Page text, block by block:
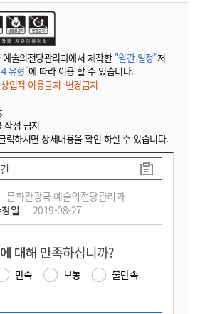
술의전당관리과에서 제작한 "월간 일정"저
유형"에 따라 이용 할 수 있습니다.
업적 이용금지+변경금지
작성 금지
릭하시면 상세내용을 확인 하실 수 있습니다.
문화관광국 예술의전당관리과
일 2019-08-27
대해 만족하십니까?
만족 보통
불만족